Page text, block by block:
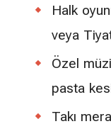
Halk
veya
Özel
pasta
Takı